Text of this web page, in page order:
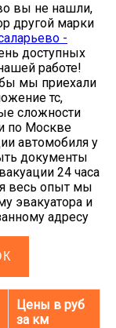
вы не нашли,
другой марки
-
доступных
работе!
мы приехали
тс,
сложности
по Москве
автомобиля у
документы
24 часа
весь опыт мы
эвакуатора и
адресу
Цены в руб
за км